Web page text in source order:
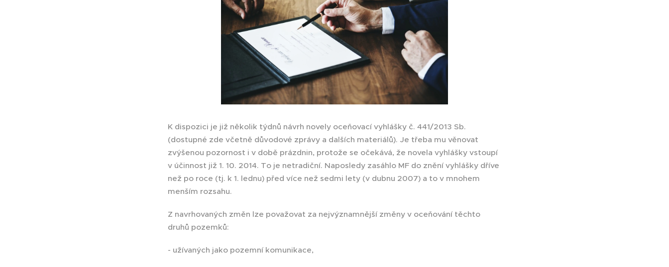
K dispozici je již několik týdnů návrh novely oceňovací vyhlášky č. 441/2013 Sb.
(dostupné zde včetně důvodové zprávy a dalších materiálů). Je třeba mu věnovat
zvýšenou pozornost i v době prázdnin, protože se očekává, že novela vyhlášky vstoupí
v účinnost již 1. 10. 2014. To je netradiční. Naposledy zasáhlo MF do znění vyhlášky dříve
než po roce (tj. k 1. lednu) před více než sedmi lety (v dubnu 2007) a to v mnohem
menším rozsahu.
Z navrhovaných změn lze považovat za nejvýznamnější změny v oceňování těchto
druhů pozemků:
- užívaných jako pozemní komunikace,